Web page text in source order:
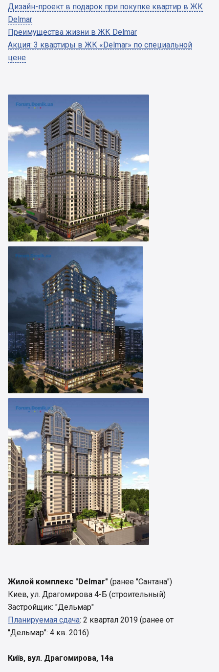
Дизайн-проект в подарок при покупке квартир в ЖК
Delmar
Преимущества жизни в ЖК Delmar
Акция: 3 квартиры в ЖК «Delmar» по специальной
цене
Жилой комплекс "Delmar" (ранее "Сантана")
Киев, ул. Драгомирова 4-Б (строительный)
Застройщик: "Дельмар"
Планируемая сдача: 2 квартал 2019 (ранее от
"Дельмар": 4 кв. 2016)
Київ, вул. Драгомирова, 14а